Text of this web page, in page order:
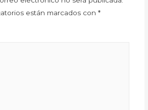
están marcados con *